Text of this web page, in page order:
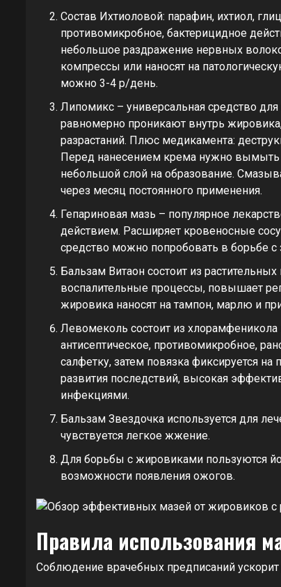
Состав Ихтиоловой: парафин, ихтиол,
противомикробное, бактерицидное
небольшое раздражение нервных
компрессы или наносят на
можно 3-4 р/день.
Липомикс – универсальная средство
равномерно проникают внутрь
разрастаний. Плюс медикамента:
Перед нанесением крема нужно
небольшой слой на образование.
через месяц постоянного применения.
Гепариновая мазь – популярное
действием. Расширяет кровеносные
средство можно попробовать в борьбе
Бальзам Витаон состоит из
воспалительные процессы, повышает
жировика наносят на тампон, марлю и
Левомеколь состоит из
антисептическое, противомикробное,
салфетку, затем повязка фиксируется
развития последствий, высокая
инфекциями.
Бальзам Звездочка используется для
чувствуется легкое жжение.
Для борьбы с жировиками пользуются
возможности появления ожогов.
Правила использования
Соблюдение врачебных предписаний ускорит